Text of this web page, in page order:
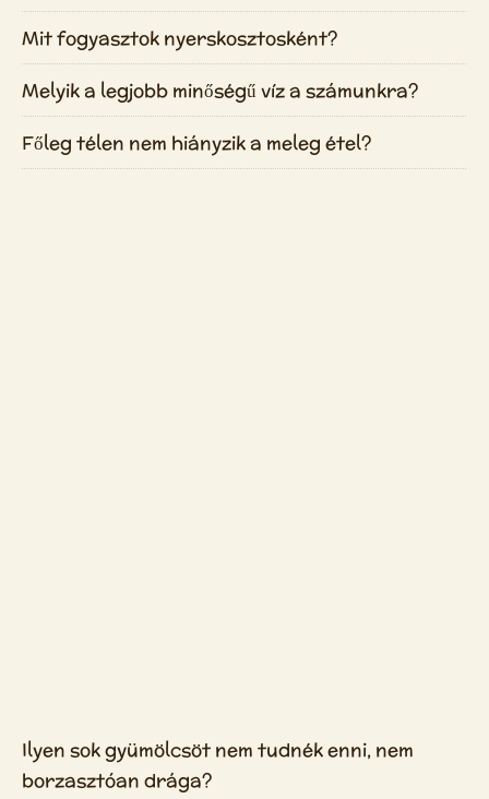
Mit fogyasztok nyerskosztosként?
Melyik a legjobb minőségű víz a számunkra?
Főleg télen nem hiányzik a meleg étel?
Ilyen sok gyümölcsöt nem tudnék enni, nem
borzasztóan drága?